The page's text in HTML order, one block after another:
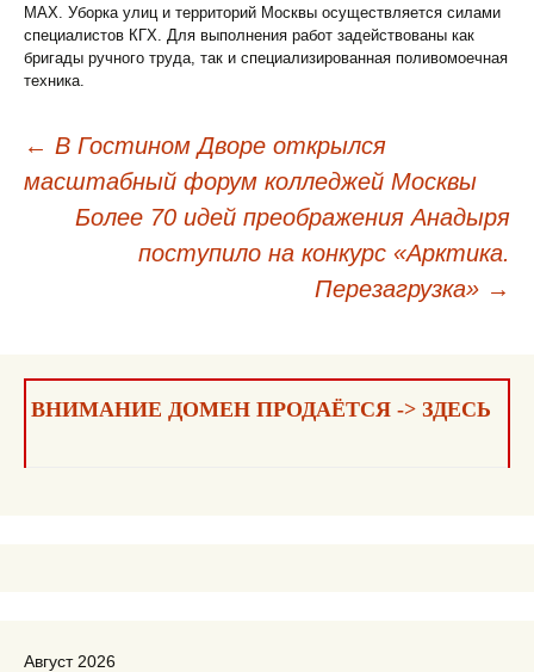
МАХ. Уборка улиц и территорий Москвы осуществляется силами
специалистов КГХ. Для выполнения работ задействованы как
бригады ручного труда, так и специализированная поливомоечная
техника.
Навигация
← В Гостином Дворе открылся
масштабный форум колледжей Москвы
Более 70 идей преображения Анадыря
поступило на конкурс «Арктика.
Перезагрузка» →
ВНИМАНИЕ ДОМЕН ПРОДАЁТСЯ -> ЗДЕСЬ
Август 2026